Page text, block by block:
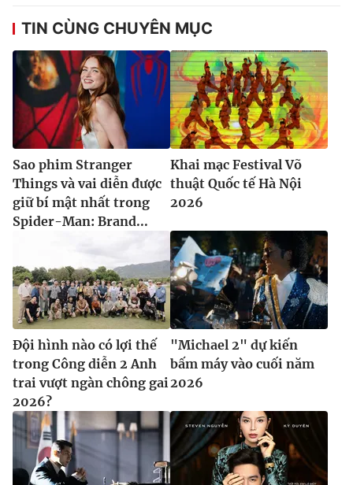
TIN CÙNG CHUYÊN MỤC
Sao phim Stranger
Things và vai diễn được
giữ bí mật nhất trong
Spider-Man: Brand...
Khai mạc Festival Võ
thuật Quốc tế Hà Nội
2026
Đội hình nào có lợi thế
trong Công diễn 2 Anh
trai vượt ngàn chông gai
2026?
"Michael 2" dự kiến
bấm máy vào cuối năm
2026